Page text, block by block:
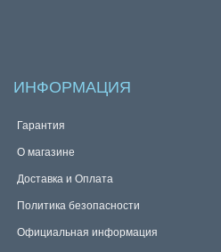
ИНФОРМАЦИЯ
Гарантия
О магазине
Доставка и Оплата
Политика безопасности
Официальная информация